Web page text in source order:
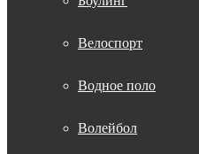
Велоспорт
Водное поло
Волейбол